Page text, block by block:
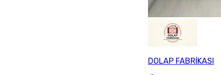
DOLAP FABRİKASI